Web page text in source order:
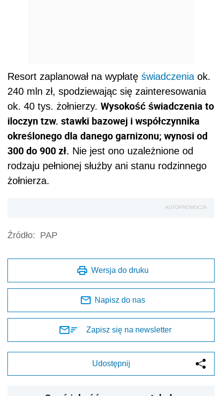
Resort zaplanował na wypłatę świadczenia ok.
240 mln zł, spodziewając się zainteresowania
ok. 40 tys. żołnierzy. Wysokość świadczenia to
iloczyn tzw. stawki bazowej i współczynnika
określonego dla danego garnizonu; wynosi od
300 do 900 zł. Nie jest ono uzależnione od
rodzaju pełnionej służby ani stanu rodzinnego
żołnierza.
AUTOPROMOCJA
Źródło: PAP
Wersja do druku
Napisz do nas
Zapisz się na newsletter
Udostępnij